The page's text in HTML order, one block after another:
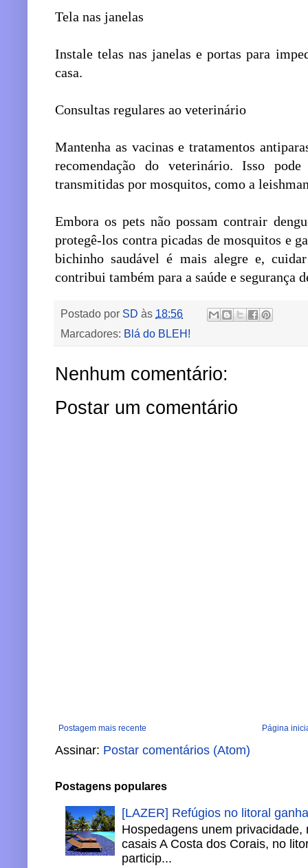
Tela nas janelas
Instale telas nas janelas e portas para
casa.
Consultas regulares ao veterinário
Mantenha as vacinas e tratamentos
recomendação do veterinário. Isso
transmitidas por mosquitos, como a
Embora os pets não possam contrair
protegê-los contra picadas de mosquitos e
bichinho saudável é mais alegre e,
contribui também para a saúde e segurança
Postado por SD às 18:56
Marcadores: Blá do BLEH!
Nenhum comentário:
Postar um comentário
Postagem mais recente Página
Assinar: Postar comentários (Atom)
Postagens populares
[LAZER] Refúgios no litoral
Hospedagens unem
casais A Costa dos Corais, no
particip...